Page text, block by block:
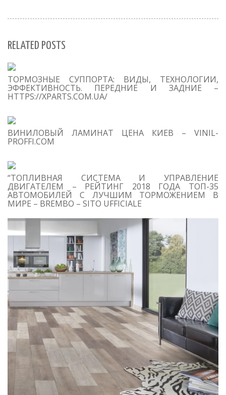
RELATED POSTS
ТОРМОЗНЫЕ СУППОРТА: ВИДЫ, ТЕХНОЛОГИИ,
ЭФФЕКТИВНОСТЬ. ПЕРЕДНИЕ И ЗАДНИЕ –
HTTPS://XPARTS.COM.UA/
ВИНИЛОВЫЙ ЛАМИНАТ ЦЕНА КИЕВ – VINIL-
PROFFI.COM
“ТОПЛИВНАЯ СИСТЕМА И УПРАВЛЕНИЕ
ДВИГАТЕЛЕМ – РЕЙТИНГ 2018 ГОДА ТОП-35
АВТОМОБИЛЕЙ С ЛУЧШИМ ТОРМОЖЕНИЕМ В
МИРЕ – BREMBO – SITO UFFICIALE